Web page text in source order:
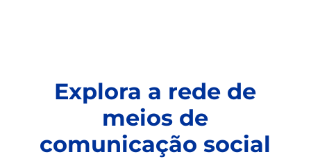
Explora a rede de
meios de
comunicação social